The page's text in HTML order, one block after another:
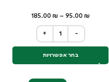
95.00 ₪
–
185.00 ₪
+ −
בחר אפשרויות